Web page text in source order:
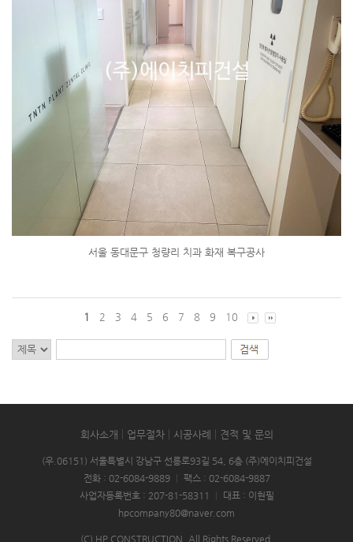
서울 동대문구 청량리 치과 화재 복구공사
1 2 3 4 5 6 7 8 9 10
회사소개 업무절차 시공사례 견적 및 문의
(우.06151) 서울특별시 강남구 선릉로93길 54, 6층 (주)에이치피건설
전화 : 02-6084-9889
팩스 : 02-6084-9887
사업자등록번호 : 207-81-58311
대표 : 이현필
hpcompany80@naver.com
(C) HP CONSTRUCTION. All Rights Reserved.